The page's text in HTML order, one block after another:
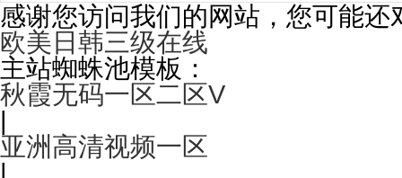
感谢您访问我们的网站，您可能还
欧美日韩三级在线
主站蜘蛛池模板：
秋霞无码一区二区V
|
亚洲高清视频一区